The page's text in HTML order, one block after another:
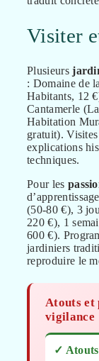
Visiter
Plusieurs
: Domaine de
Habitants, 12
Cantamerle
Habitation
gratuit).
explications
techniques.
Pour les
(50-80 €), 3
220 €), 1
600 €).
jardiniers
reproduire le
Atouts et
vigilance
✓ Atouts